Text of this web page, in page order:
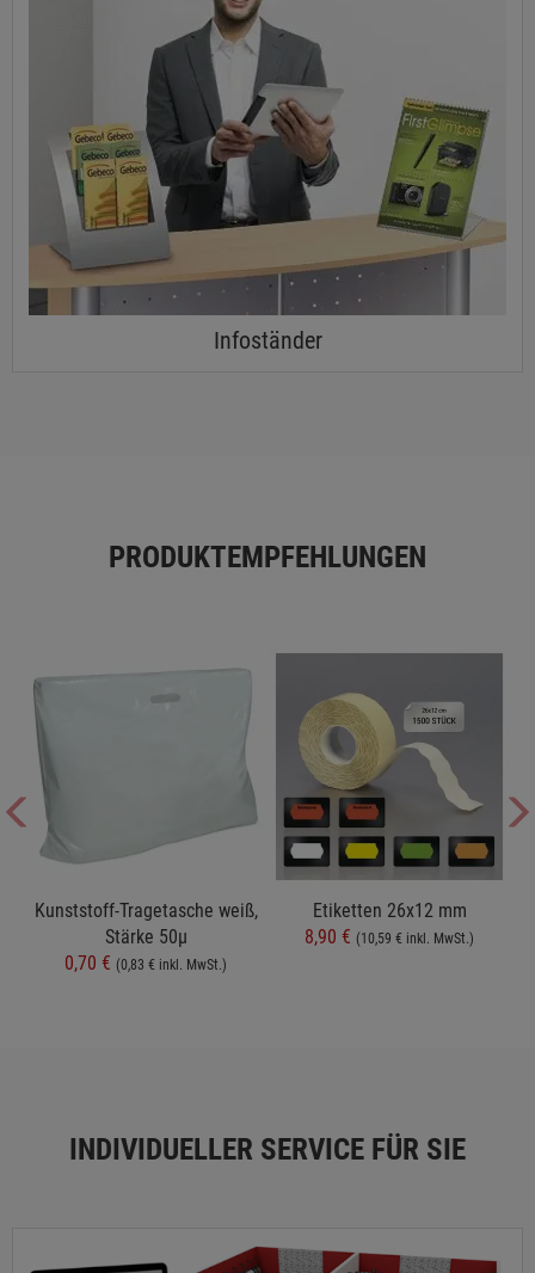
Infoständer
PRODUKTEMPFEHLUNGEN
Kunststoff-Tragetasche weiß,
Stärke 50µ
0,70 € (0,83 € inkl. MwSt.)
Etiketten 26x12 mm
8,90 € (10,59 € inkl. MwSt.)
INDIVIDUELLER SERVICE FÜR SIE